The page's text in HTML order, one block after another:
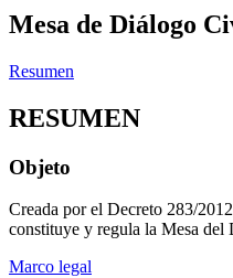
Mesa de Diálogo
Resumen
RESUMEN
Objeto
Creada por el Decreto 283/
constituye y regula la Mesa
Marco legal